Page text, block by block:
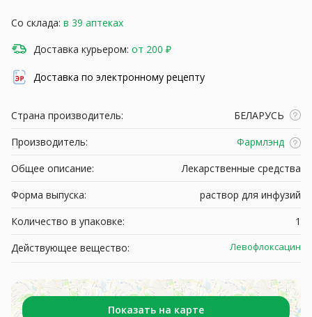
Со склада: в 39 аптеках
Доставка курьером: от 200 ₽
Доставка по электронному рецепту
Страна производитель:
БЕЛАРУСЬ
Производитель:
Фармлэнд
Общее описание:
Лекарственные средства
Форма выпуска:
раствор для инфузий
Количество в упаковке:
1
Действующее вещество:
Левофлоксацин
Показать на карте